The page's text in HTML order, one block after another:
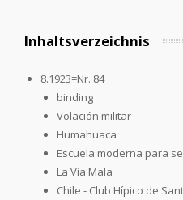
Inhaltsverzeichnis
8.1923=Nr. 84
binding
Volación militar
Humahuaca
Escuela moderna para
La Via Mala
Chile - Club Hípico de